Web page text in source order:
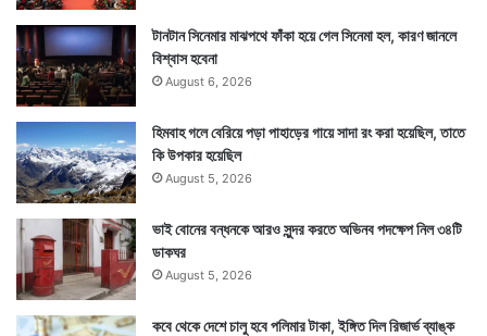
টানটান সিনেমার মাঝপথে ফাঁকা হয়ে গেল সিনেমা হল, কারণ জানলে
বিশ্বাস হবেনা
August 6, 2026
হিমবাহ গলে বেরিয়ে পড়া পাহাড়ের গায়ে সাদা রং করা হয়েছিল, তাতে
কি উপকার হয়েছিল
August 5, 2026
ভাই বোনের বন্ধনকে আরও সুন্দর করতে অভিনব পদক্ষেপ নিল ৩৪টি
ডাকঘর
August 5, 2026
কবে থেকে দেশে চালু হবে পলিমার টাকা, ইঙ্গিত দিল রিজার্ভ ব্যাঙ্ক